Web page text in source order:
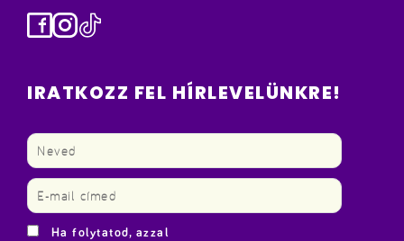
Facebook
Instagram
TikTok
IRATKOZZ FEL HÍRLEVELÜNKRE!
Ha folytatod, azzal